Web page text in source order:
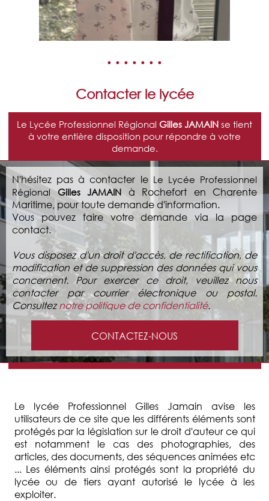
• • • • • • •
Contacter le lycée
Le Lycée Professionnel Régional Gilles JAMAIN se tient
à votre entière disposition pour répondre à votre
demande.
N'hésitez pas à contacter le Le Lycée Professionnel
RégionalGilles JAMAIN à Rochefort en Charente
Maritime, pour toute demande d'information.
Vous pouvez faire votre demande via la page
contact.
Vous disposez d'un droit d'accès, de rectification, de
modification et de suppression des données qui vous
concernent. Pour exercer ce droit, veuillez nous
contacter par courrier électronique ou postal.
Consulteznotre politique de confidentialité.
CONTACTEZ-NOUS
Le lycée Professionnel Gilles Jamain avise les
utilisateurs de ce site que les différents éléments sont
protégés par la législation sur le droit d'auteur ce qui
est notamment le cas des photographies, des
articles, des documents, des séquences animées etc
... Les éléments ainsi protégés sont la propriété du
lycée ou de tiers ayant autorisé le lycée à les
exploiter.